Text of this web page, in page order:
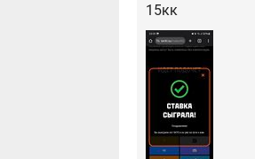
15кк